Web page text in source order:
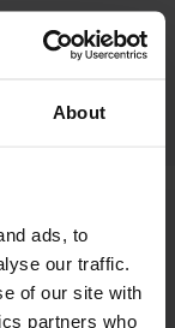
About
ads, to
our traffic.
of our site with
partners who